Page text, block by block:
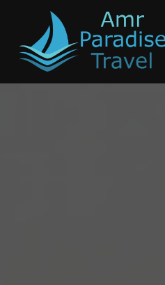
Amr